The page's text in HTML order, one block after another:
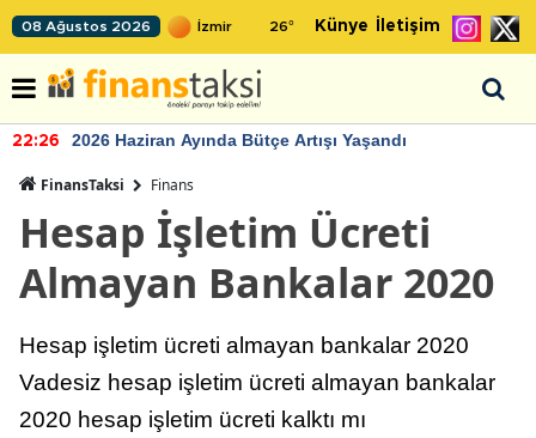
08 Ağustos 2026 26° Künye İletişim
22:26 2026 Haziran Ayında Bütçe Artışı Yaşandı
FinansTaksi Finans
Hesap İşletim Ücreti
Almayan Bankalar 2020
Hesap işletim ücreti almayan bankalar 2020
Vadesiz hesap işletim ücreti almayan bankalar
2020 hesap işletim ücreti kalktı mı